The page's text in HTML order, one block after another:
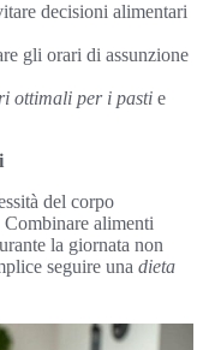
decisioni alimentari
gli orari di assunzione
ottimali per i pasti e
del corpo
Combinare alimenti
la giornata non
seguire una dieta